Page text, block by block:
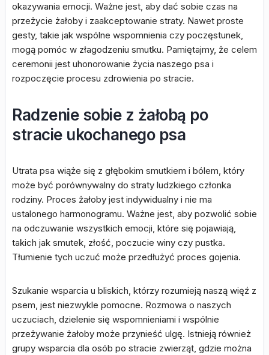
okazywania emocji. Ważne jest, aby dać sobie czas na
przeżycie żałoby i zaakceptowanie straty. Nawet proste
gesty, takie jak wspólne wspomnienia czy poczęstunek,
mogą pomóc w złagodzeniu smutku. Pamiętajmy, że celem
ceremonii jest uhonorowanie życia naszego psa i
rozpoczęcie procesu zdrowienia po stracie.
Radzenie sobie z żałobą po
stracie ukochanego psa
Utrata psa wiąże się z głębokim smutkiem i bólem, który
może być porównywalny do straty ludzkiego członka
rodziny. Proces żałoby jest indywidualny i nie ma
ustalonego harmonogramu. Ważne jest, aby pozwolić sobie
na odczuwanie wszystkich emocji, które się pojawiają,
takich jak smutek, złość, poczucie winy czy pustka.
Tłumienie tych uczuć może przedłużyć proces gojenia.
Szukanie wsparcia u bliskich, którzy rozumieją naszą więź z
psem, jest niezwykle pomocne. Rozmowa o naszych
uczuciach, dzielenie się wspomnieniami i wspólnie
przeżywanie żałoby może przynieść ulgę. Istnieją również
grupy wsparcia dla osób po stracie zwierząt, gdzie można